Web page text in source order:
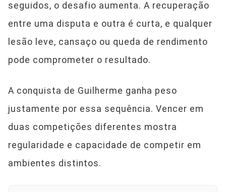
seguidos, o desafio aumenta. A recuperação
entre uma disputa e outra é curta, e qualquer
lesão leve, cansaço ou queda de rendimento
pode comprometer o resultado.
A conquista de Guilherme ganha peso
justamente por essa sequência. Vencer em
duas competições diferentes mostra
regularidade e capacidade de competir em
ambientes distintos.